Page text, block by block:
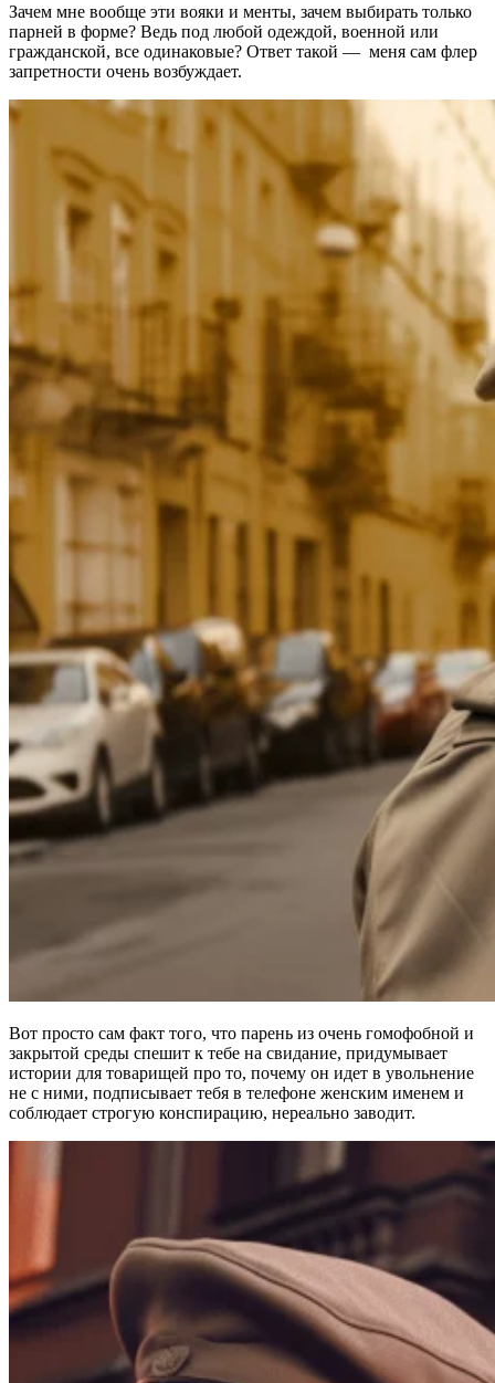
Зачем мне вообще эти вояки и менты, зачем выбирать только
парней в форме? Ведь под любой одеждой, военной или
гражданской, все одинаковые? Ответ такой — меня сам флер
запретности очень возбуждает.
Вот просто сам факт того, что парень из очень гомофобной и
закрытой среды спешит к тебе на свидание, придумывает
истории для товарищей про то, почему он идет в увольнение
не с ними, подписывает тебя в телефоне женским именем и
соблюдает строгую конспирацию, нереально заводит.